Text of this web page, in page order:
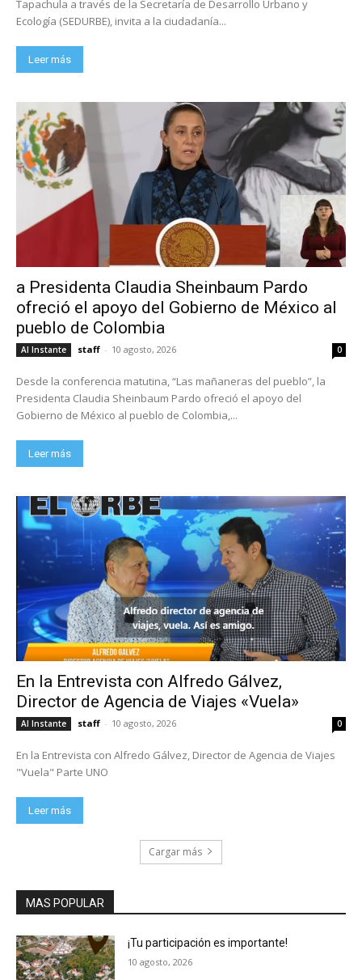
Tapachula a través de la Secretaría de Desarrollo Urbano y
Ecología (SEDURBE), invita a la ciudadanía...
Leer más
a Presidenta Claudia Sheinbaum Pardo
ofreció el apoyo del Gobierno de México al
pueblo de Colombia
Al Instante staff - 10 agosto, 2026 0
Desde la conferencia matutina, “Las mañaneras del pueblo”, la
Presidenta Claudia Sheinbaum Pardo ofreció el apoyo del
Gobierno de México al pueblo de Colombia,...
Leer más
En la Entrevista con Alfredo Gálvez,
Director de Agencia de Viajes «Vuela»
Al Instante staff - 10 agosto, 2026 0
En la Entrevista con Alfredo Gálvez, Director de Agencia de Viajes
"Vuela" Parte UNO
Leer más
Cargar más
MAS POPULAR
¡Tu participación es importante!
10 agosto, 2026